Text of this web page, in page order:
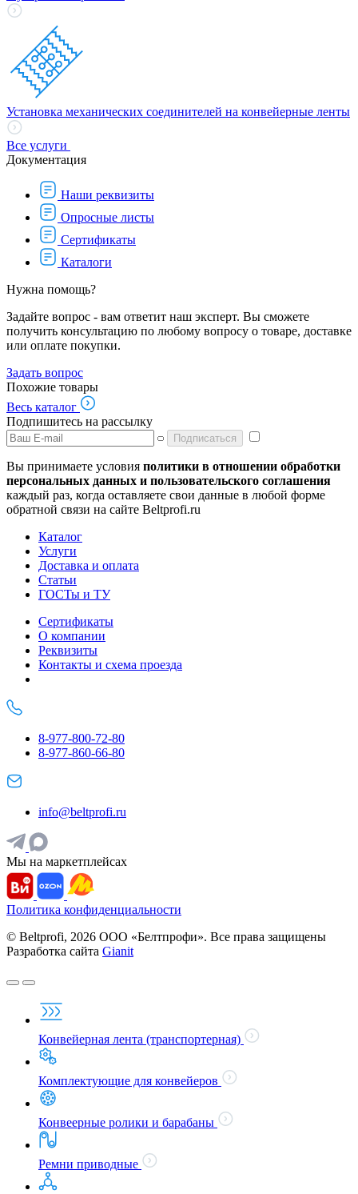
Установка механических соединителей на конвейерные ленты
Все услуги
Документация
Наши реквизиты
Опросные листы
Сертификаты
Каталоги
Нужна помощь?
Задайте вопрос - вам ответит наш эксперт. Вы сможете
получить консультацию по любому вопросу о товаре, доставке
или оплате покупки.
Задать вопрос
Похожие товары
Весь каталог
Подпишитесь на рассылку
Подписаться
Вы принимаете условия политики в отношении обработки
персональных данных и пользовательского соглашения
каждый раз, когда оставляете свои данные в любой форме
обратной связи на сайте Beltprofi.ru
Каталог
Услуги
Доставка и оплата
Статьи
ГОСТы и ТУ
Сертификаты
О компании
Реквизиты
Контакты и схема проезда
8-977-800-72-80
8-977-860-66-80
info@beltprofi.ru
Мы на маркетплейсах
Политика конфиденциальности
© Beltprofi, 2026 ООО «Белтпрофи». Все права защищены
Разработка сайта Gianit
Конвейерная лента (транспортерная)
Комплектующие для конвейеров
Конвеерные ролики и барабаны
Ремни приводные